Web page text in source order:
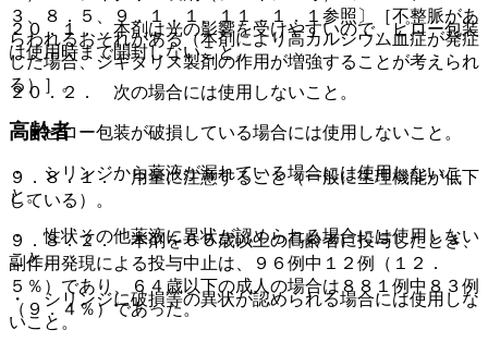
２０．１． 本剤は光の影響を受けやすいので、ピロー包装
は使用時まで開封しないこと。
２０．２． 次の場合には使用しないこと。
・ ピロー包装が破損している場合には使用しないこと。
・ シリンジから薬液が漏れている場合には使用しないこ
と。
・ 性状その他薬液に異状が認められる場合には使用しない
こと。
・ シリンジに破損等の異状が認められる場合には使用しな
いこと。
３、８．５、９．１．１、１１．１．１参照〕［不整脈があ
らわれるおそれがある（本剤により高カルシウム血症が発症
した場合、ジギタリス製剤の作用が増強することが考えられ
る）］。
高齢者
９．８．１． 用量に注意すること（一般に生理機能が低下
している）。
９．８．２． 本剤を６５歳以上の高齢者に投与したとき、
副作用発現による投与中止は、９６例中１２例（１２．
５％）であり、６４歳以下の成人の場合は８８１例中８３例
（９．４％）であった。